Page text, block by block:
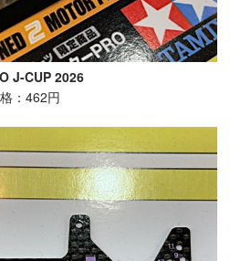
J-CUP 2026
：462円